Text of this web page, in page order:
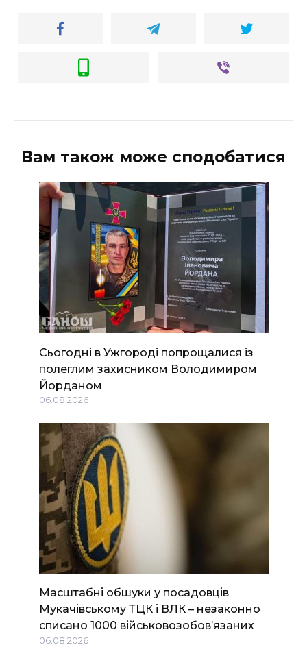
Вам також може сподобатися
Сьогодні в Ужгороді попрощалися із
полеглим захисником Володимиром
Йорданом
06.08.2026
Масштабні обшуки у посадовців
Мукачівському ТЦК і ВЛК – незаконно
списано 1000 військовозобов’язаних
06.08.2026